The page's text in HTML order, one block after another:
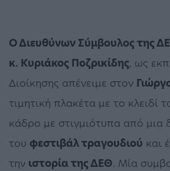
Ο Διευθύνων Σύμβουλος της
κ. Κυριάκος Ποζρικίδης, ως
Διοίκησης απένειμε στον
τιμητική πλακέτα με το κλειδί
κάδρο με στιγμιότυπα από μια
του φεστιβάλ τραγουδιού και
την ιστορία της ΔΕΘ. Μία